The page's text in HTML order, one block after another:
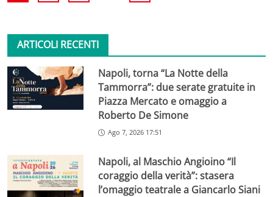
ARTICOLI RECENTI
Napoli, torna “La Notte della
Tammorra”: due serate gratuite in
Piazza Mercato e omaggio a
Roberto De Simone
Ago 7, 2026 17:51
Napoli, al Maschio Angioino “Il
coraggio della verità”: stasera
l’omaggio teatrale a Giancarlo Siani